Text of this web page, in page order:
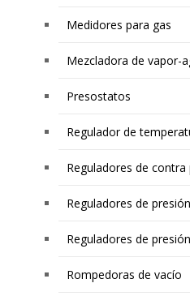
Medidores para gas
Mezcladora de vapor-
Presostatos
Regulador de
Reguladores de contra
Reguladores de presión
Reguladores de
Rompedoras de vacío